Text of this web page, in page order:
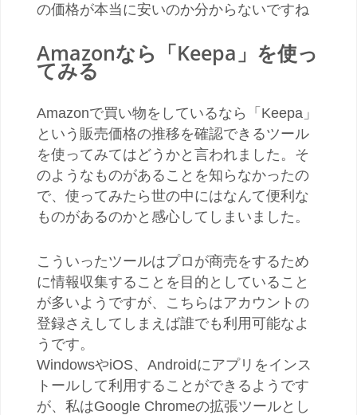
の価格が本当に安いのか分からないですね
Amazonなら「Keepa」を使っ
てみる
Amazonで買い物をしているなら「Keepa」
という販売価格の推移を確認できるツール
を使ってみてはどうかと言われました。そ
のようなものがあることを知らなかったの
で、使ってみたら世の中にはなんて便利な
ものがあるのかと感心してしまいました。
こういったツールはプロが商売をするため
に情報収集することを目的としていること
が多いようですが、こちらはアカウントの
登録さえしてしまえば誰でも利用可能なよ
うです。
WindowsやiOS、Androidにアプリをインス
トールして利用することができるようです
が、私はGoogle Chromeの拡張ツールとし